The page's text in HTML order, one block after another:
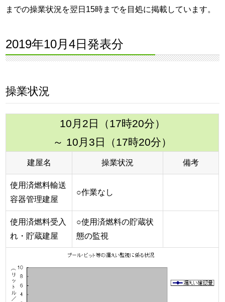
までの操業状況を翌日15時までを目処に掲載しています。
2019年10月4日発表分
操業状況
10月2日（17時20分）
～ 10月3日（17時20分）
建屋名 操業状況 備考
使用済燃料輸送
容器管理建屋
○作業なし
使用済燃料受入
れ・貯蔵建屋
○使用済燃料の貯蔵状
態の監視